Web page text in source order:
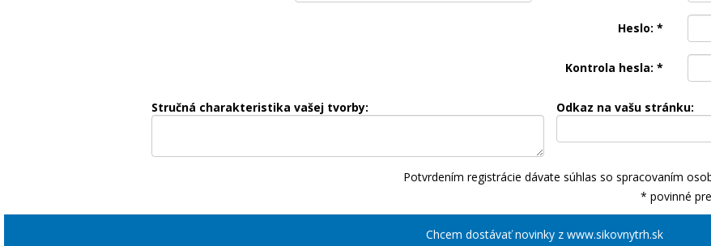
Heslo: *
Kontrola hesla: *
Stručná charakteristika vašej tvorby: Odkaz na vašu stránku:
Potvrdením registrácie dávate súhlas so spracovaním
* povinné
Chcem dostávať novinky z www.sikovnytrh.sk